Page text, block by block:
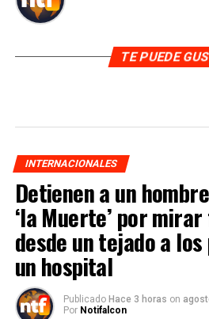
TE PUEDE
INTERNACIONALES
Detienen a un
‘la Muerte’ por
desde un tejado a
un hospital
Publicado Hace 3 horas on
Por Notifalcon